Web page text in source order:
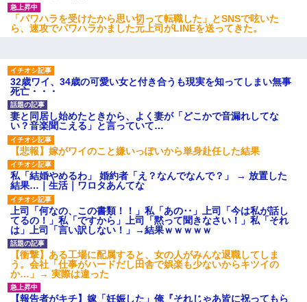
「パワハラを受けたから思い切って転職した」とSNSで呟いた
ら、速攻でパワハラかました元上司がLINEを送ってきた。
32歳ワイ、34歳の可愛い女と付き合うも現実を知ってしまい無事
死亡・・・
妻と同居し始めたときから、よく妻が「どこかで音漏れしてな
い？音楽聞こえる」と言っていて…
【悲報】嫁がワイのこと嫌いっぽいから単身赴任した結果
私「結婚やめるわ」 婚約者「え？なんでなんで？」 → 放置した
結果…｜生活｜ワロタあんてな
上司「何なの、この書類！！」私「あの‥」上司「今は私が話し
てるの！」私「ですから」上司「黙って聞きなさい！」私「それ
は」上司「言い訳しない！」→結果ｗｗｗｗｗ
【衝撃】ある工場に配属すると、女の人がみんな退職してしま
う。会社「仕事がハードだし田舎で娯楽も少ないからキツイの
か…」→ 実際は違った
【報告者がキチ】嫁「妊娠した」俺『それじゃあ皆に祝ってもら